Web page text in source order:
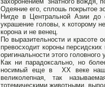
Одеяние его, сплошь покрытое
Нигде в Центральной Азии до
украшение головы, к которому
корона и не венец.
По выразительности и красоте
превосходит короны
оригинальности этого головного
Как ни парадоксально, но
носимый еще в XX веке
великолепная, так
тотемическими животными,